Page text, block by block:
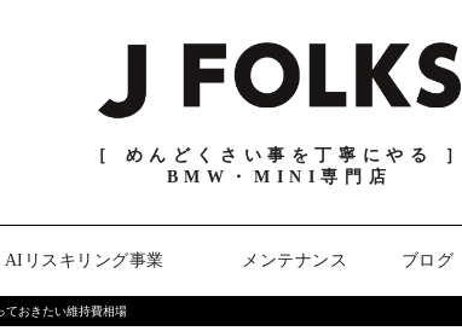
［ めんどくさい事を丁寧にやる ］
BMW・MINI専門店
AIリスキリング事業 メンテナンス ブログ
ておきたい維持費相場